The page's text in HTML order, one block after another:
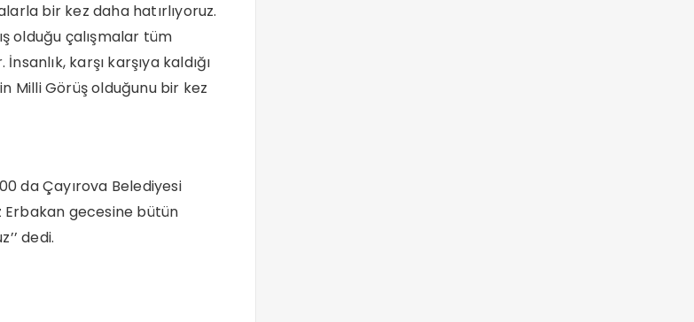
bir kez daha hatırlıyoruz.
olduğu çalışmalar tüm
karşı karşıya kaldığı
Milli Görüş olduğunu bir kez
da Çayırova Belediyesi
Erbakan gecesine bütün
dedi.